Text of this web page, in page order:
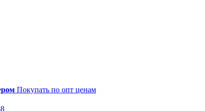
Покупать по опт ценам